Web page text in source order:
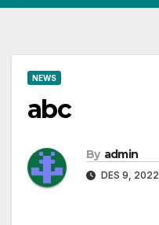
NEWS
abc
By admin
DES 9, 2022